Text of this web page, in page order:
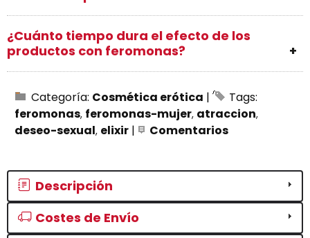
¿Cuánto tiempo dura el efecto de los
productos con feromonas?
Categoría: Cosmética erótica |
Tags:
feromonas feromonas-mujer atraccion
deseo-sexual elixir | Comentarios
Descripción
Costes de Envío